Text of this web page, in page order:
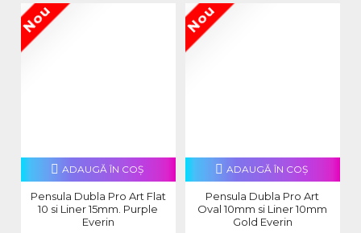
Nou
Pensula Dubla Pro Art Flat
10 si Liner 15mm. Purple
Everin
ADAUGĂ ÎN COŞ
Nou
Pensula Dubla Pro Art
Oval 10mm si Liner 10mm
Gold Everin
ADAUGĂ ÎN COŞ